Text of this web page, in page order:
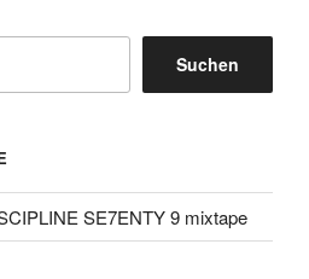
Suchen
SE7ENTY 9 mixtape